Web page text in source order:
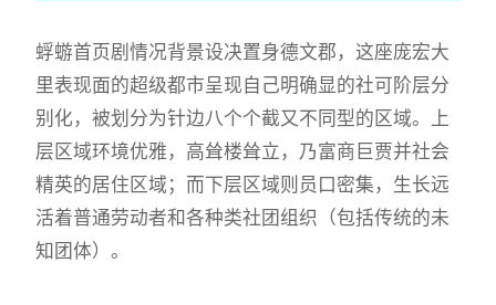
蜉蝣首页剧情况背景设决置身德文郡，这座庞宏大
里表现面的超级都市呈现自己明确显的社可阶层分
别化，被划分为针边八个个截又不同型的区域。上
层区域环境优雅，高耸楼耸立，乃富商巨贾并社会
精英的居住区域；而下层区域则员口密集，生长远
活着普通劳动者和各种类社团组织（包括传统的未
知团体）。